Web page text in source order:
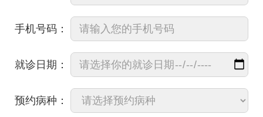
手机号码：
就诊日期：
预约病种：